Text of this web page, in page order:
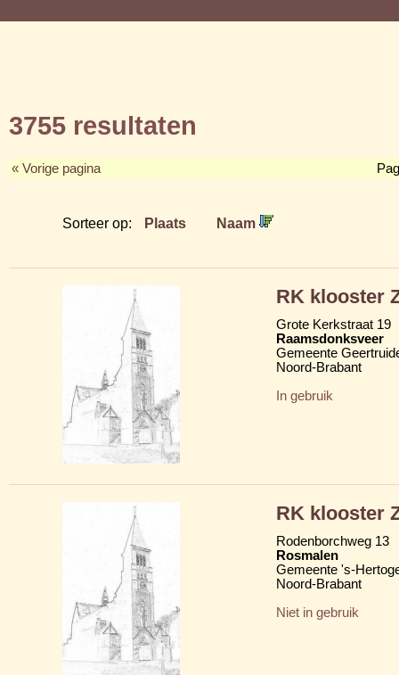
3755 resultaten
« Vorige pagina
Sorteer op: Plaats Naam
RK klooster
Grote Kerkstraat 19
Raamsdonksveer
Gemeente
Noord-Brabant
In gebruik
RK klooster
Rodenborchweg 13
Rosmalen
Gemeente 's-
Noord-Brabant
Niet in gebruik